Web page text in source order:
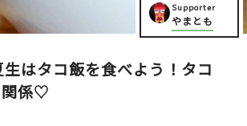
Supporter
やまとも
はタコ飯を食べよう！タコ
関係♡